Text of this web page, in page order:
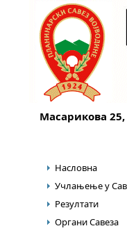
Масарикова
Насловна
Учлањење у
Резултати
Органи Савеза